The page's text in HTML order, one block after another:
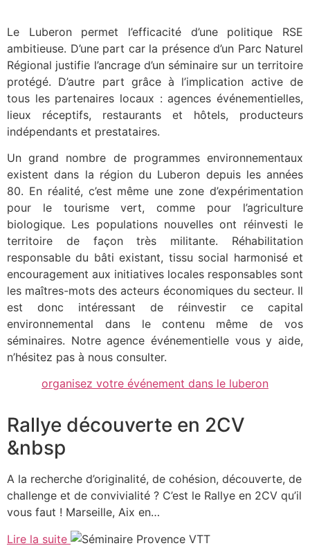
Le Luberon permet l’efficacité d’une politique RSE
ambitieuse. D’une part car la présence d’un Parc Naturel
Régional justifie l’ancrage d’un séminaire sur un territoire
protégé. D’autre part grâce à l’implication active de
tous les partenaires locaux : agences événementielles,
lieux réceptifs, restaurants et hôtels, producteurs
indépendants et prestataires.
Un grand nombre de programmes environnementaux
existent dans la région du Luberon depuis les années
80. En réalité, c’est même une zone d’expérimentation
pour le tourisme vert, comme pour l’agriculture
biologique. Les populations nouvelles ont réinvesti le
territoire de façon très militante. Réhabilitation
responsable du bâti existant, tissu social harmonisé et
encouragement aux initiatives locales responsables sont
les maîtres-mots des acteurs économiques du secteur. Il
est donc intéressant de réinvestir ce capital
environnemental dans le contenu même de vos
séminaires. Notre agence événementielle vous y aide,
n’hésitez pas à nous consulter.
organisez votre événement dans le luberon
Rallye découverte en 2CV
&nbsp
A la recherche d’originalité, de cohésion, découverte, de
challenge et de convivialité ? C’est le Rallye en 2CV qu’il
vous faut ! Marseille, Aix en…
Lire la suite